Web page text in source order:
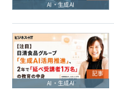
AI・生成AI
記事
AI・生成AI